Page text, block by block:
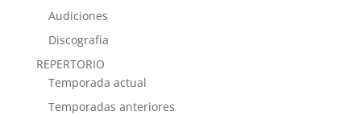
Audiciones
Discografía
REPERTORIO
Temporada actual
Temporadas anteriores